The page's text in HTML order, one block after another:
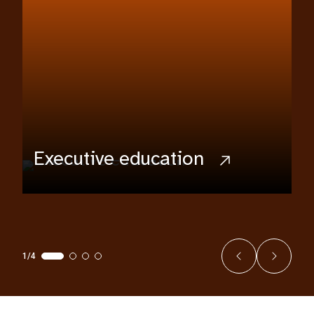
Executive education
1/4